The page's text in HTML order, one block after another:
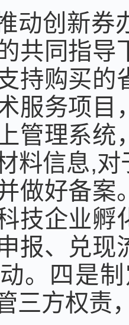
动创新
共同指导
持购买的
服务项目
管理系统
料信息,
做好备案
技企业孵
报、兑现
。四是
三方权责